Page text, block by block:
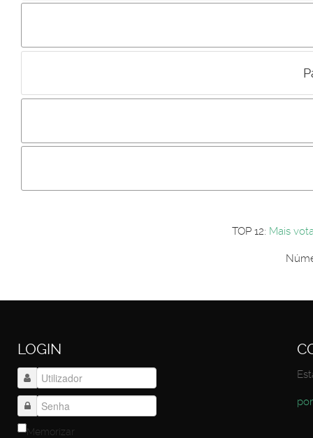
Incluir imagem :
Os
Primeiro autentique-se...
TOP 12: Mais
LOGIN
Memorizar